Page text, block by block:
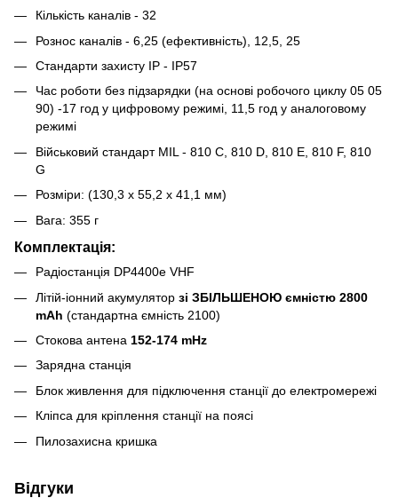
Кількість каналів - 32
Рознос каналів - 6,25 (ефективність), 12,5, 25
Стандарти захисту IP - IP57
Час роботи без підзарядки (на основі робочого циклу 05 05
90) -17 год у цифровому режимі, 11,5 год у аналоговому
режимі
Військовий стандарт MIL - 810 C, 810 D, 810 E, 810 F, 810
G
Розміри: (130,3 x 55,2 x 41,1 мм)
Вага: 355 г
Комплектація:
Радіостанція DP4400е VHF
Літій-іонний акумулятор зі ЗБІЛЬШЕНОЮ ємністю 2800
mAh (стандартна ємність 2100)
Стокова антена 152-174 mHz
Зарядна станція
Блок живлення для підключення станції до електромережі
Кліпса для кріплення станції на поясі
Пилозахисна кришка
Відгуки